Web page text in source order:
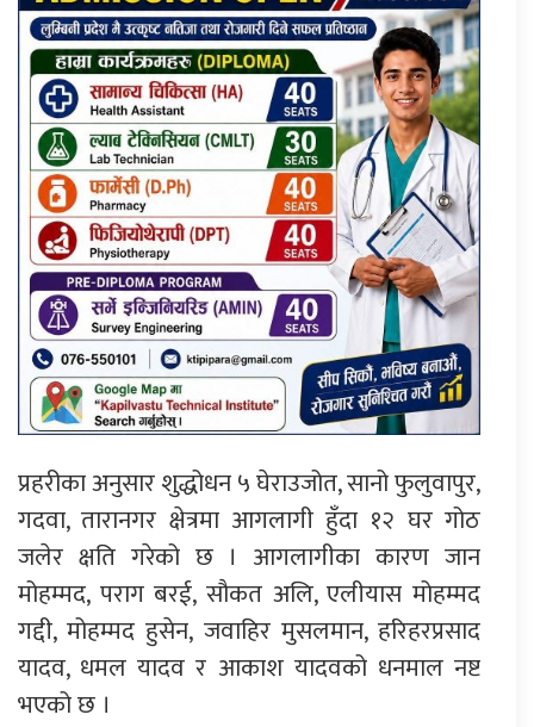
प्रहरीका अनुसार शुद्धोधन ५ घेराउजोत, सानो फुलुवापुर,
गदवा, तारानगर क्षेत्रमा आगलागी हुँदा १२ घर गोठ
जलेर क्षति गरेको छ । आगलागीका कारण जान
मोहम्मद, पराग बरई, सौकत अलि, एलीयास मोहम्मद
गद्दी, मोहम्मद हुसेन, जवाहिर मुसलमान, हरिहरप्रसाद
यादव, धमल यादव र आकाश यादवको धनमाल नष्ट
भएको छ ।